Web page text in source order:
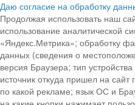
Даю согласие на обработку
Продолжая использовать наш
использование аналитической
«Яндекс.Метрика»; обработку
данных (сведения о
версия Браузера; тип
источник откуда пришел на сайт
по какой рекламе; язык ОС и